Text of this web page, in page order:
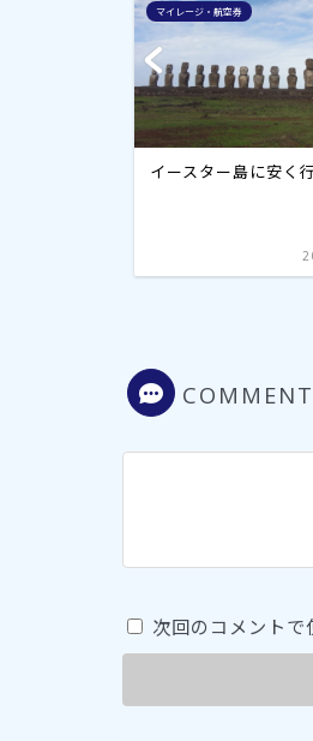
マイレージ・航空券
イースター島に安く
COMMENT
次回のコメントで